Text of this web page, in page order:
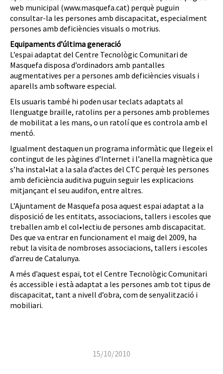
web municipal (www.masquefa.cat) perquè puguin
consultar-la les persones amb discapacitat, especialment
persones amb deficiències visuals o motrius.
Equipaments d’última generació
L’espai adaptat del Centre Tecnològic Comunitari de
Masquefa disposa d’ordinadors amb pantalles
augmentatives per a persones amb deficiències visuals i
aparells amb software especial.
Els usuaris també hi poden usar teclats adaptats al
llenguatge braille, ratolins per a persones amb problemes
de mobilitat a les mans, o un ratolí que es controla amb el
mentó.
Igualment destaquen un programa informàtic que llegeix el
contingut de les pàgines d’Internet i l’anella magnètica que
s’ha instal•lat a la sala d’actes del CTC perquè les persones
amb deficiència auditiva puguin seguir les explicacions
mitjançant el seu audifon, entre altres.
L’Ajuntament de Masquefa posa aquest espai adaptat a la
disposició de les entitats, associacions, tallers i escoles que
treballen amb el col•lectiu de persones amb discapacitat.
Des que va entrar en funcionament el maig del 2009, ha
rebut la visita de nombroses associacions, tallers i escoles
d’arreu de Catalunya.
A més d’aquest espai, tot el Centre Tecnològic Comunitari
és accessible i està adaptat a les persones amb tot tipus de
discapacitat, tant a nivell d’obra, com de senyalització i
mobiliari.
15/10/2010